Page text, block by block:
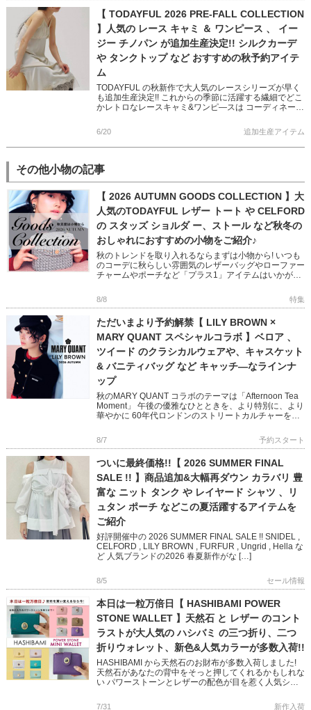
【 TODAYFUL 2026 PRE-FALL COLLECTION
】人気の レース キャミ ＆ ワンピース 、 イー
ジー チノパン が追加生産決定!! シルクカーデ
や タンクトップ など おすすめの秋予約アイテ
ム
TODAYFUL の秋新作で大人気のレースシリーズが早く
も追加生産決定!! これからの季節に活躍する繊細でどこ
かレトロなレースキャミ&ワンピ―スは コーディネート
[…]
6/20 追加生産アイテム
その他小物の記事
【 2026 AUTUMN GOODS COLLECTION 】大
人気のTODAYFUL レザー トート や CELFORD
の スタッズ ショルダ ー、ストール など秋冬の
おしゃれにおすすめの小物をご紹介♪
秋のトレンドを取り入れるならまずは小物から! いつも
のコーデに秋らしい雰囲気のレザーバッグやローファー
チャームやポーチなど「プラス1」アイテムはいかがで
い小物をピック […]
8/8 特集
ただいまより予約解禁【 LILY BROWN ×
MARY QUANT スペシャルコラボ 】ベロア 、
ツイード のクラシカルウェアや、キャスケット
& バニティバッグ など キャッチ―なラインナ
ップ
秋のMARY QUANT コラボのテーマは「Afternoon Tea
Moment」 午後の優雅なひとときを、より特別に、より
華やかに 60年代ロンドンのストリートカルチャーを象
8/7 予約スタート
ついに最終価格!!【 2026 SUMMER FINAL
SALE !! 】商品追加&大幅再ダウン カラバリ 豊
富な ニット タンク や レイヤード シャツ 、リ
ュタン ポーチ などこの夏活躍するアイテムを
ご紹介
好評開催中の 2026 SUMMER FINAL SALE !! SNIDEL ,
CELFORD , LILY BROWN , FURFUR , Ungrid , Hella な
ど 人気ブランドの2026 春夏新作がな […]
8/5 セール情報
本日は一粒万倍日【 HASHIBAMI POWER
STONE WALLET 】天然石 と レザー のコント
ラストが大人気の ハシバミ の三つ折り、二つ
折りウォレット、新色&人気カラーが多数入荷!!
HASHIBAMI から天然石のお財布が多数入荷しました!
天然石があなたの背中をそっと押してくれるかもしれな
い パワーストーンとレザーの配色が目を惹く人気シリ
7/31 新作入荷